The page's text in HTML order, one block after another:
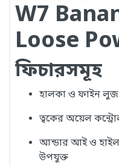
W7
Loose
ফিচারসমূহ
হালকা ও ফাইন
ত্বকের অয়েল
আন্ডার আই ও
উপযুক্ত